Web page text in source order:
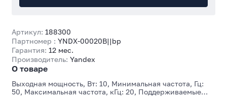
Артикул: 188300
Партномер : YNDX-00020B||bp
Гарантия: 12 мес.
Производитель: Yandex
О товаре
Выходная мощность, Вт: 10, Минимальная частота, Гц:
50, Максимальная частота, кГц: 20, Поддерживаемые